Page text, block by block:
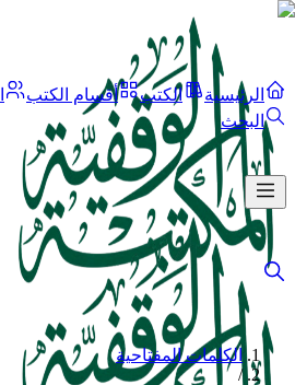
الرئيسية الكتب أقسام الكتب
البحث
الكلمات المفتاحية
/